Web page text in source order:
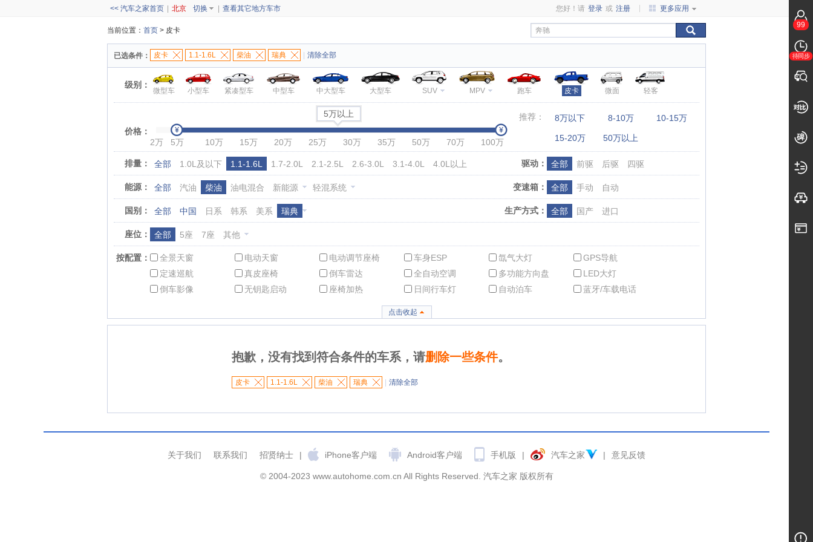
<< 汽车之家首页 北京 切换 查看其它地方车市 更多应用
您好！请 登录 或 注册
当前位置： 首页 > 皮卡
已选条件： 皮卡 1.1-1.6L 柴油 瑞典 清除全部
级别：
微型车 小型车 紧凑型车 中型车 中大型车 大型车 SUV MPV 跑车 皮卡 微面 轻客
价格：
5万以上
2万 5万 10万 15万 20万 25万 30万 35万 50万 70万 100万
推荐： 8万以下 8-10万 10-15万
15-20万 50万以上
排量： 全部 1.0L及以下 1.1-1.6L 1.7-2.0L 2.1-2.5L 2.6-3.0L 3.1-4.0L 4.0L以上 驱动： 全部 前驱 后驱 四驱
能源： 全部 汽油 柴油 油电混合 新能源 轻混系统 变速箱： 全部 手动 自动
国别： 全部 中国 日系 韩系 美系 瑞典 生产方式： 全部 国产 进口
座位： 全部 5座 7座 其他
按配置： 全景天窗 电动天窗 电动调节座椅 车身ESP 氙气大灯
GPS导航
定速巡航
真皮座椅 倒车雷达 全自动空调 多功能方向盘
LED大灯
倒车影像
无钥匙启动 座椅加热 日间行车灯 自动泊车 蓝牙/车载电话
点击收起
抱歉，没有找到符合条件的车系，请删除一些条件。
皮卡 1.1-1.6L 柴油 瑞典 清除全部
关于我们 联系我们 招贤纳士 | iPhone客户端 Android客户端 手机版 | 汽车之家 | 意见反馈
© 2004-2023 www.autohome.com.cn All Rights Reserved. 汽车之家 版权所有
99
待同步